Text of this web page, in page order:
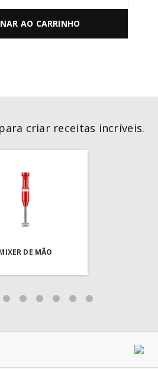
AO CARRINHO
criar receitas incríveis.
DE MÃO